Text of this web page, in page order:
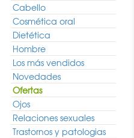
Cabello
Cosmética oral
Dietética
Hombre
Los más vendidos
Novedades
Ofertas
Ojos
Relaciones sexuales
Trastornos y patologias
Con Cera
3.51 €
30ml
12.43 € 9.21 €